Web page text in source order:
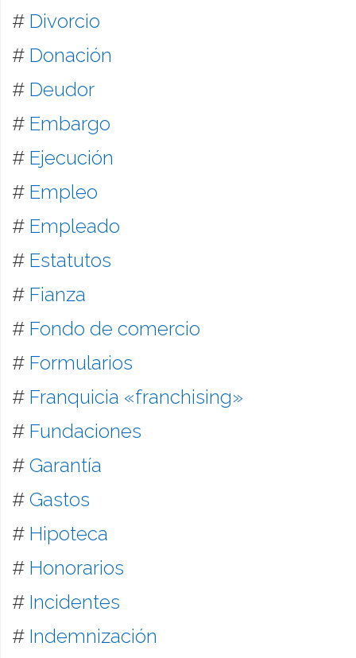
# Divorcio
# Donación
# Deudor
# Embargo
# Ejecución
# Empleo
# Empleado
# Estatutos
# Fianza
# Fondo de comercio
# Formularios
# Franquicia «franchising»
# Fundaciones
# Garantía
# Gastos
# Hipoteca
# Honorarios
# Incidentes
# Indemnización